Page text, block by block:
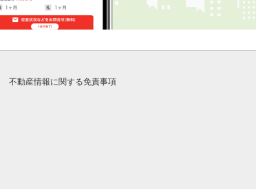
不動産情報に関する免責事項